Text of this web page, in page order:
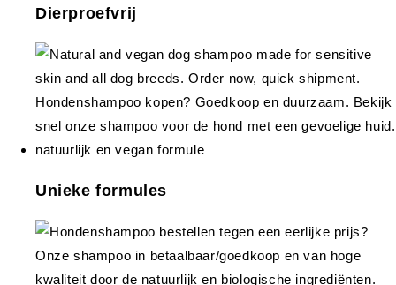
Dierproefvrij
Unieke formules